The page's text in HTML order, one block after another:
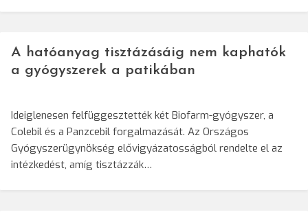
A hatóanyag tisztázásáig nem kaphatók
a gyógyszerek a patikában
Ideiglenesen felfüggesztették két Biofarm-gyógyszer, a
Colebil és a Panzcebil forgalmazását. Az Országos
Gyógyszerügynökség elővigyázatosságból rendelte el az
intézkedést, amíg tisztázzák…